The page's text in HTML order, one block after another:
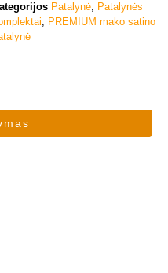
Patalynė, Patalynės
, PREMIUM mako satino